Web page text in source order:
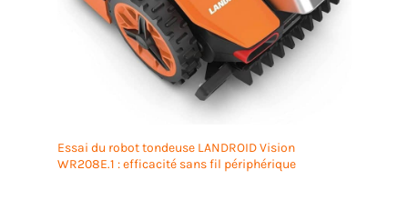
Essai du robot tondeuse LANDROID Vision
WR208E.1 : efficacité sans fil périphérique